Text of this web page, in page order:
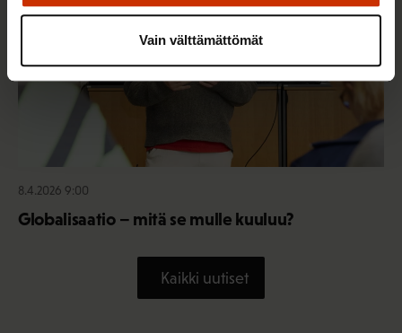
Vain välttämättömät
8.4.2026 9:00
Globalisaatio – mitä se mulle kuuluu?
Kaikki uutiset